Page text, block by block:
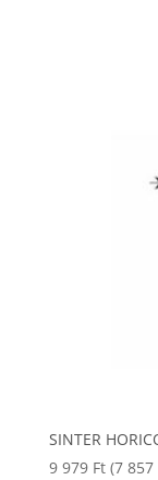
SINTER
9 979 Ft (7 857